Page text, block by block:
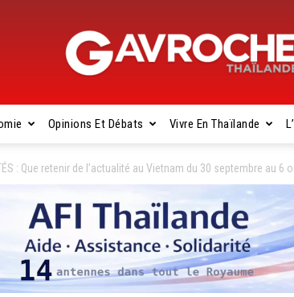
Gavroche
Thaïlande
Opinions Et Débats Vivre En Thaïlande
: Que retenir de l’actualité au Vietnam du 30 septembre au 6